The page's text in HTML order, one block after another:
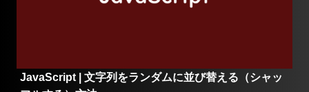
JavaScript | 文字列をランダムに並び替える（シャッ